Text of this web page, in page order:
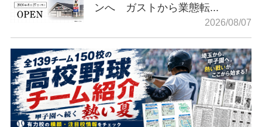
ンへ ガストから業態転...
2026/08/07